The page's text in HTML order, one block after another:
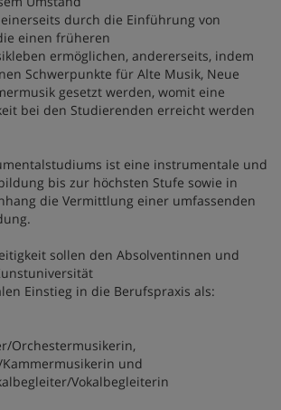
durch die Einführung von
einen früheren
ermöglichen, andererseits, indem
Schwerpunkte für Alte Musik, Neue
gesetzt werden, womit eine
bei den Studierenden erreicht werden
ist eine instrumentale und
bis zur höchsten Stufe sowie in
die Vermittlung einer umfassenden
sollen den Absolventinnen und
Einstieg in die Berufspraxis als:
Orchestermusikerin,
und
Vokalbegleiterin